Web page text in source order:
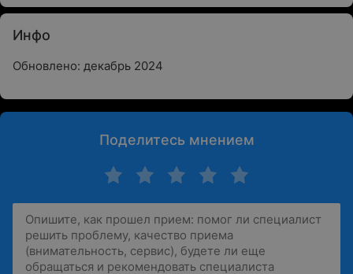
Инфо
Обновлено: декабрь 2024
Поделитесь мнением